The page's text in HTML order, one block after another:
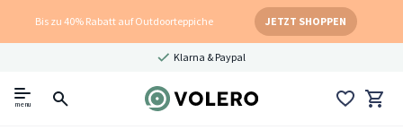
Bis zu 40% Rabatt auf Outdoorteppiche JETZT SHOPPEN
Klarna & Paypal
menu